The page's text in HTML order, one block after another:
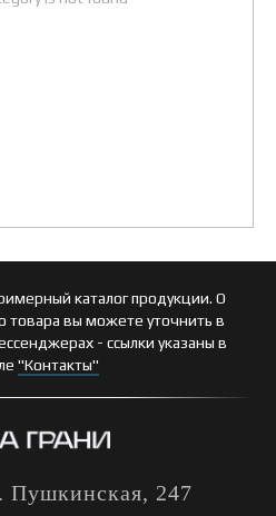
каталог продукции. О
товара вы можете уточнить в
- ссылки указаны в
"Контакты"
Пушкинская, 247